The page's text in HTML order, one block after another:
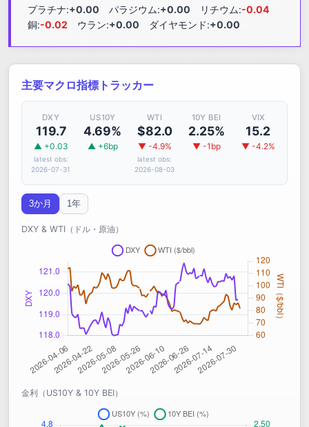
プラチナ:+0.00 パラジウム:+0.00 リチウム:-0.04
銅:-0.02 ウラン:+0.00 ダイヤモンド:+0.00
主要マクロ指標トラッカー
DXY
119.7
▲ +0.03
latest obs:
2026-07-31
US10Y
4.69%
▲ +6bp
WTI
$82.0
▼ -4.9%
latest obs:
2026-08-03
10Y BEI
2.25%
▼ -1bp
VIX
15.2
▼ -4.2%
3か月 1年
DXY & WTI（ドル・原油）
金利（US10Y & 10Y BEI）